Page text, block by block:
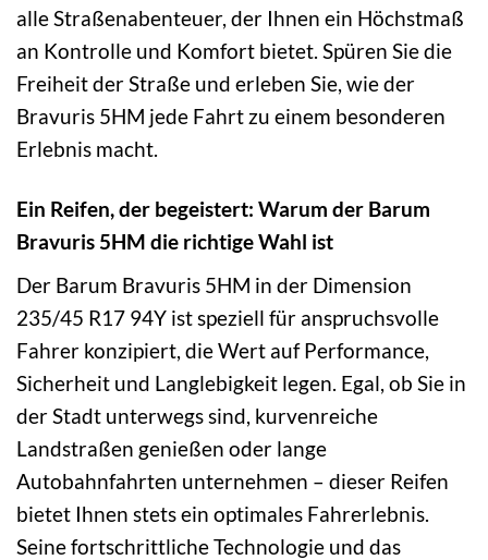
alle Straßenabenteuer, der Ihnen ein Höchstmaß
an Kontrolle und Komfort bietet. Spüren Sie die
Freiheit der Straße und erleben Sie, wie der
Bravuris 5HM jede Fahrt zu einem besonderen
Erlebnis macht.
Ein Reifen, der begeistert: Warum der Barum
Bravuris 5HM die richtige Wahl ist
Der Barum Bravuris 5HM in der Dimension
235/45 R17 94Y ist speziell für anspruchsvolle
Fahrer konzipiert, die Wert auf Performance,
Sicherheit und Langlebigkeit legen. Egal, ob Sie in
der Stadt unterwegs sind, kurvenreiche
Landstraßen genießen oder lange
Autobahnfahrten unternehmen – dieser Reifen
bietet Ihnen stets ein optimales Fahrerlebnis.
Seine fortschrittliche Technologie und das